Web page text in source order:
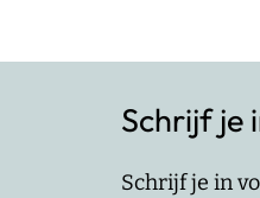
Schrijf je
Schrijf je in